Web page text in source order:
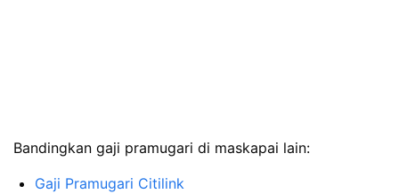
Bandingkan gaji pramugari di maskapai lain:
Gaji Pramugari Citilink